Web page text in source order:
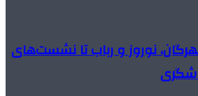
نوروز و رباب تا نشست‌های